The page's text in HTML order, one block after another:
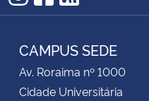
Gabinete de Segurança Institucional
Advocacia-Geral da União
Banco Central do Brasil
Instagram
Facebook
RSS
CAMPUS SEDE
Av. Roraima nº 1000
Cidade Universitária